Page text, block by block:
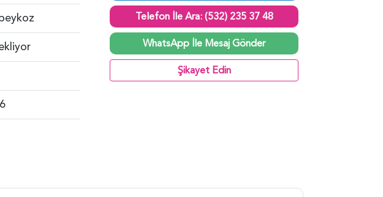
Telefon İle Ara: (532) 235 37 48
WhatsApp İle Mesaj Gönder
Şikayet Edin